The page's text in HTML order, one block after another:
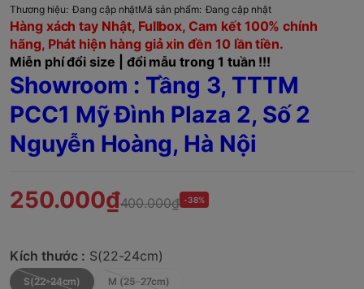
Thương hiệu: Đang cập nhậtMã sản phẩm: Đang cập nhật
Hàng xách tay Nhật, Fullbox, Cam kết 100% chính
hãng, Phát hiện hàng giả xin đền 10 lần tiền.
Miễn phí đổi size | đổi mẫu trong 1 tuần !!!
Showroom : Tầng 3, TTTM
PCC1 Mỹ Đình Plaza 2, Số 2
Nguyễn Hoàng, Hà Nội
250.000₫400.000₫ -38%
Kích thước : S(22-24cm)
S(22-24cm) M (25-27cm)